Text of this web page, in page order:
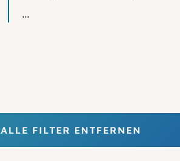
...
ALLE FILTER ENTFERNEN